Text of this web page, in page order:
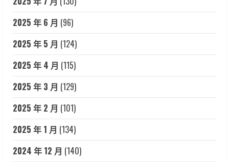
2025 年 6 月 (96)
2025 年 5 月 (124)
2025 年 4 月 (115)
2025 年 3 月 (129)
2025 年 2 月 (101)
2025 年 1 月 (134)
2024 年 12 月 (140)